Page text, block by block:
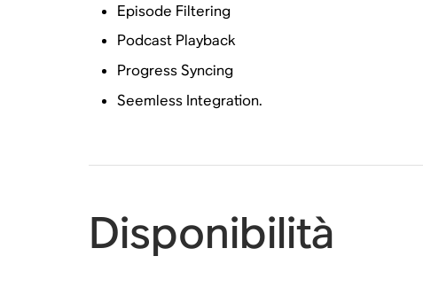
Episode Filtering
Podcast Playback
Progress Syncing
Seemless Integration.
Disponibilità